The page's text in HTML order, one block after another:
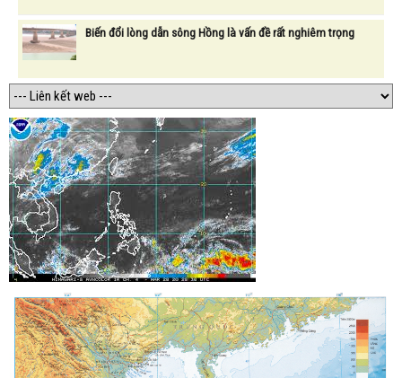
Biến đổi lòng dẫn sông Hồng là vấn đề rất nghiêm trọng